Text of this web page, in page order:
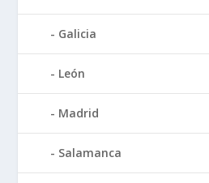
Galicia
León
Madrid
Salamanca